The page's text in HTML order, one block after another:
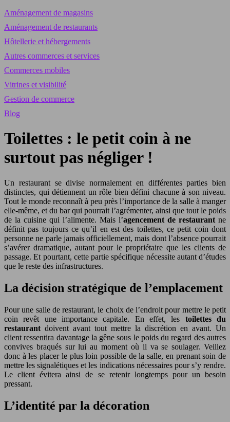
Aménagement de magasins
Aménagement de restaurants
Hôtellerie et hébergements
Autres commerces et services
Commerces mobiles
Vitrines et visibilité
Gestion de commerce
Blog
Toilettes : le petit coin à ne
surtout pas négliger !
Un restaurant se divise normalement en différentes parties bien
distinctes, qui détiennent un rôle bien défini chacune à son niveau.
Tout le monde reconnaît à peu près l’importance de la salle à manger
elle-même, et du bar qui pourrait l’agrémenter, ainsi que tout le poids
de la cuisine qui l’alimente. Mais l’agencement de restaurant ne
définit pas toujours ce qu’il en est des toilettes, ce petit coin dont
personne ne parle jamais officiellement, mais dont l’absence pourrait
s’avérer dramatique, autant pour le propriétaire que les clients de
passage. Et pourtant, cette partie spécifique nécessite autant d’études
que le reste des infrastructures.
La décision stratégique de l’emplacement
Pour une salle de restaurant, le choix de l’endroit pour mettre le petit
coin revêt une importance capitale. En effet, les toilettes du
restaurant doivent avant tout mettre la discrétion en avant. Un
client ressentira davantage la gêne sous le poids du regard des autres
convives braqués sur lui au moment où il va se soulager. Veillez
donc à les placer le plus loin possible de la salle, en prenant soin de
mettre les signalétiques et les indications nécessaires pour s’y rendre.
Le client évitera ainsi de se retenir longtemps pour un besoin
pressant.
L’identité par la décoration